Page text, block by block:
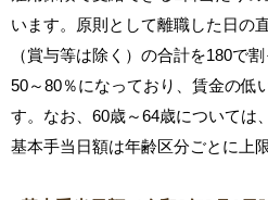
います。原則として離職した日の
（賞与等は除く）の合計を180で
50～80％になっており、賃金の低
す。なお、60歳～64歳については
基本手当日額は年齢区分ごとに上